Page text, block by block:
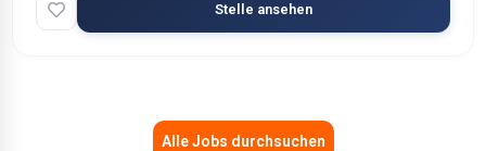
Stelle ansehen
Alle Jobs durchsuchen